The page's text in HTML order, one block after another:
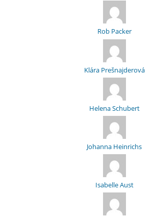
Rob Packer
Klára Prešnajderová
Helena Schubert
Johanna Heinrichs
Isabelle Aust